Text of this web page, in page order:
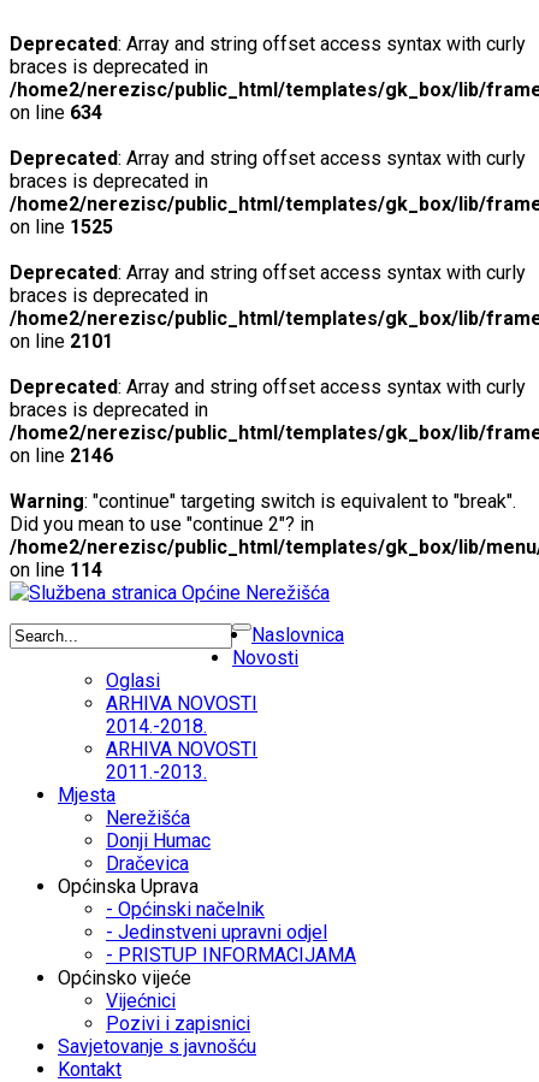
Deprecated: Array and string offset access syntax with curly
braces is deprecated in
/home2/nerezisc/public_html/templates/gk_box/lib/
on line 634
Deprecated: Array and string offset access syntax with curly
braces is deprecated in
/home2/nerezisc/public_html/templates/gk_box/lib/
on line 1525
Deprecated: Array and string offset access syntax with curly
braces is deprecated in
/home2/nerezisc/public_html/templates/gk_box/lib/
on line 2101
Deprecated: Array and string offset access syntax with curly
braces is deprecated in
/home2/nerezisc/public_html/templates/gk_box/lib/
on line 2146
Warning: "continue" targeting switch is equivalent to "break".
Did you mean to use "continue 2"? in
/home2/nerezisc/public_html/templates/gk_box/lib/
on line 114
Naslovnica
Novosti
Oglasi
ARHIVA NOVOSTI
2014.-2018.
ARHIVA NOVOSTI
2011.-2013.
Mjesta
Nerežišća
Donji Humac
Dračevica
Općinska Uprava
- Općinski načelnik
- Jedinstveni upravni odjel
- PRISTUP INFORMACIJAMA
Općinsko vijeće
Vijećnici
Pozivi i zapisnici
Savjetovanje s javnošću
Kontakt